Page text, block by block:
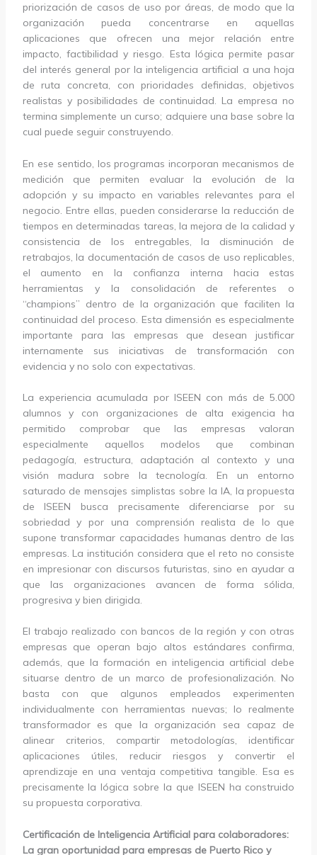
priorización de casos de uso por áreas, de modo que la
organización pueda concentrarse en aquellas
aplicaciones que ofrecen una mejor relación entre
impacto, factibilidad y riesgo. Esta lógica permite pasar
del interés general por la inteligencia artificial a una hoja
de ruta concreta, con prioridades definidas, objetivos
realistas y posibilidades de continuidad. La empresa no
termina simplemente un curso; adquiere una base sobre la
cual puede seguir construyendo.
En ese sentido, los programas incorporan mecanismos de
medición que permiten evaluar la evolución de la
adopción y su impacto en variables relevantes para el
negocio. Entre ellas, pueden considerarse la reducción de
tiempos en determinadas tareas, la mejora de la calidad y
consistencia de los entregables, la disminución de
retrabajos, la documentación de casos de uso replicables,
el aumento en la confianza interna hacia estas
herramientas y la consolidación de referentes o
“champions” dentro de la organización que faciliten la
continuidad del proceso. Esta dimensión es especialmente
importante para las empresas que desean justificar
internamente sus iniciativas de transformación con
evidencia y no solo con expectativas.
La experiencia acumulada por ISEEN con más de 5.000
alumnos y con organizaciones de alta exigencia ha
permitido comprobar que las empresas valoran
especialmente aquellos modelos que combinan
pedagogía, estructura, adaptación al contexto y una
visión madura sobre la tecnología. En un entorno
saturado de mensajes simplistas sobre la IA, la propuesta
de ISEEN busca precisamente diferenciarse por su
sobriedad y por una comprensión realista de lo que
supone transformar capacidades humanas dentro de las
empresas. La institución considera que el reto no consiste
en impresionar con discursos futuristas, sino en ayudar a
que las organizaciones avancen de forma sólida,
progresiva y bien dirigida.
El trabajo realizado con bancos de la región y con otras
empresas que operan bajo altos estándares confirma,
además, que la formación en inteligencia artificial debe
situarse dentro de un marco de profesionalización. No
basta con que algunos empleados experimenten
individualmente con herramientas nuevas; lo realmente
transformador es que la organización sea capaz de
alinear criterios, compartir metodologías, identificar
aplicaciones útiles, reducir riesgos y convertir el
aprendizaje en una ventaja competitiva tangible. Esa es
precisamente la lógica sobre la que ISEEN ha construido
su propuesta corporativa.
Certificación de Inteligencia Artificial para colaboradores:
La gran oportunidad para empresas de Puerto Rico y